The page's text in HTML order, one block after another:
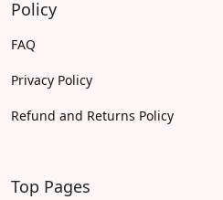
Policy
FAQ
Privacy Policy
Refund and Returns Policy
Top Pages